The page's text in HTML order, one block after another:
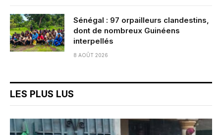
Sénégal : 97 orpailleurs clandestins,
dont de nombreux Guinéens
interpellés
8 AOÛT 2026
LES PLUS LUS